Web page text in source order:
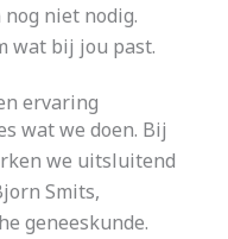
niet nodig.
wat bij jou past.
ervaring
wat we doen. Bij
we uitsluitend
Smits,
geneeskunde.